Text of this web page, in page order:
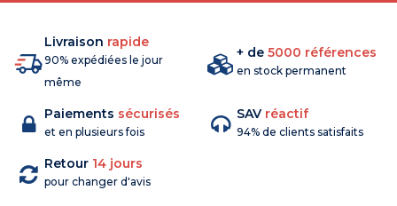
Livraison rapide
90% expédiées le jour
même
+ de 5000 références
en stock permanent
Paiements sécurisés
et en plusieurs fois
SAV réactif
94% de clients satisfaits
Retour 14 jours
pour changer d'avis